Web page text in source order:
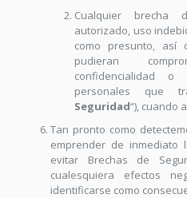
Cualquier brecha
autorizado, uso
como presunto, así
pudieran
confidencialidad
personales que
Seguridad“), cuando
Tan pronto como
emprender de inmediato
evitar Brechas de
cualesquiera efectos
identificarse como